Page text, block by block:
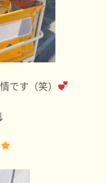
です（笑）